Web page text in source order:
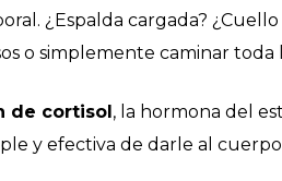
¿Espalda cargada?
o simplemente caminar
de cortisol , la hormona del
y efectiva de darle al